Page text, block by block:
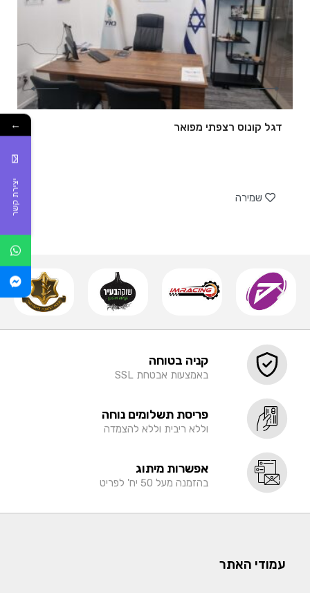
דגל קונוס רצפתי מפואר
שמירה
קניה בטוחה
באמצעות אבטחת SSL
פריסת תשלומים נוחה
וללא ריבית וללא להצמדה
אפשרות מיתוג
בהזמנה מעל 50 יח' לפריט
עמודי האתר
←
יצירת קשר